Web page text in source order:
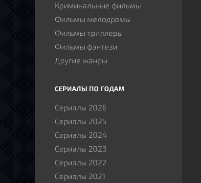
Криминальные фильмы
Фильмы мелодрамы
Фильмы триллеры
Фильмы фэнтези
Другие жанры
СЕРИАЛЫ ПО ГОДАМ
Сериалы 2026
Сериалы 2025
Сериалы 2024
Сериалы 2023
Сериалы 2022
Сериалы 2021